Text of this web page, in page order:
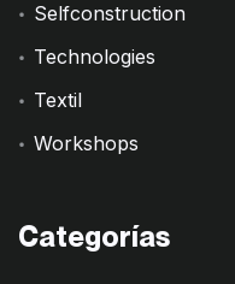
Selfconstruction
Technologies
Textil
Workshops
Categorías